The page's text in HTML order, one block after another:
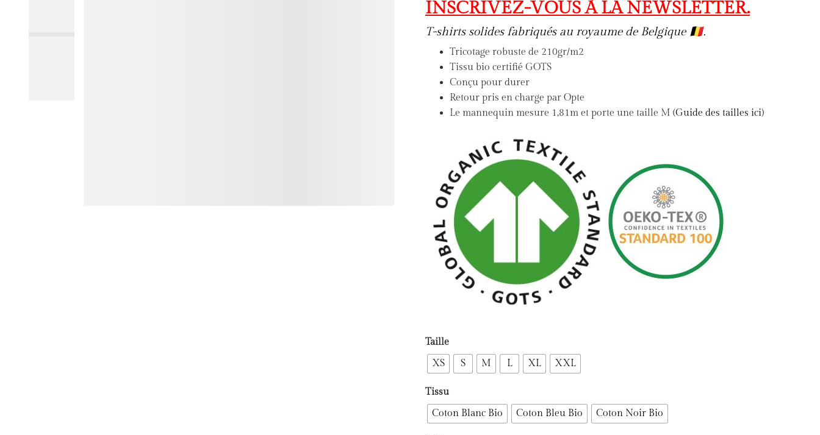
INSCRIVEZ-VOUS À LA NEWSLETTER.
T-shirts solides fabriqués au royaume de Belgique 🇧🇪.
Tricotage robuste de 210gr/m2
Tissu bio certifié GOTS
Conçu pour durer
Retour pris en charge par Opte
Le mannequin mesure 1,81m et porte une taille M (Guide des tailles ici)
Taille
XS
S M L XL XXL
Tissu
Coton Blanc Bio
Coton Bleu Bio Coton Noir Bio